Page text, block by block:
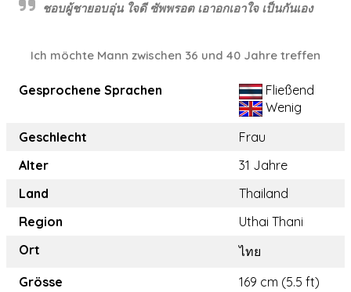
ชอบผู้ชายอบอุ่น ใจดี ซัพพรอต เอาอกเอาใจ เป็นกันเอง
Ich möchte Mann zwischen 36 und 40 Jahre treffen
Gesprochene Sprachen
Fließend
Wenig
Geschlecht
Frau
Alter
31 Jahre
Land
Thailand
Region
Uthai Thani
Ort
ไทย
Grösse
169 cm (5.5 ft)